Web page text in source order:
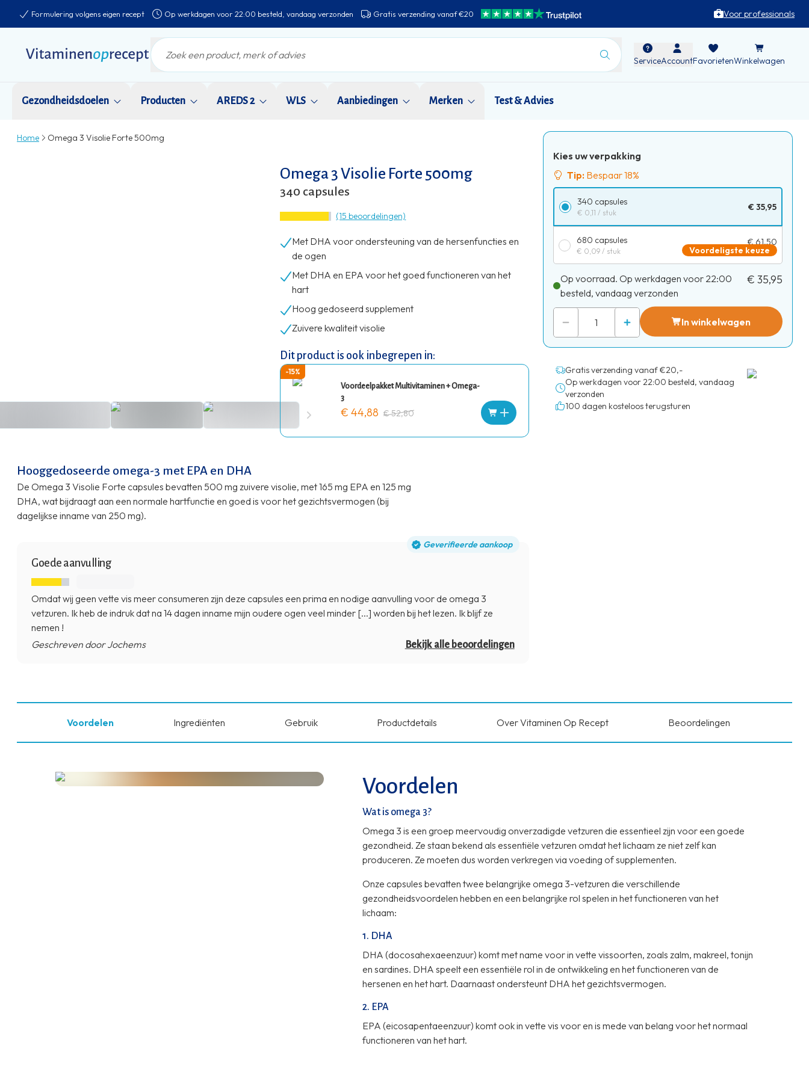
Formulering volgens eigen recept Op werkdagen voor 22:00 besteld, vandaag verzonden Gratis verzending vanaf €20 Voor professionals
ServiceAccountFavorietenWinkelwagen
Gezondheidsdoelen Producten AREDS 2 WLS Aanbiedingen Merken Test & Advies
Home Omega 3 Visolie Forte 500mg
Omega 3 Visolie Forte 500mg
340 capsules
(15 beoordelingen)
Met DHA voor ondersteuning van de hersenfuncties en
de ogen
Met DHA en EPA voor het goed functioneren van het
hart
Hoog gedoseerd supplement
Zuivere kwaliteit visolie
Dit product is ook inbegrepen in:
-15%
Voordeelpakket Multivitaminen + Omega-
3
€ 44,88 € 52,80
Kies uw verpakking
Tip:Bespaar 18%
340 capsules
€ 0,11 / stuk
€ 35,95
680 capsules
€ 0,09 / stuk
€ 61,50
Voordeligste keuze
Op voorraad. Op werkdagen voor 22:00
besteld, vandaag verzonden
€ 35,95
In winkelwagen
Gratis verzending vanaf €20,-
Op werkdagen voor 22:00 besteld, vandaag
verzonden
100 dagen kosteloos terugsturen
Hooggedoseerde omega-3 met EPA en DHA
De Omega 3 Visolie Forte capsules bevatten 500 mg zuivere visolie, met 165 mg EPA en 125 mg
DHA, wat bijdraagt aan een normale hartfunctie en goed is voor het gezichtsvermogen (bij
dagelijkse inname van 250 mg).
Geverifieerde aankoop
Goede aanvulling
Omdat wij geen vette vis meer consumeren zijn deze capsules een prima en nodige aanvulling voor de omega 3
vetzuren. Ik heb de indruk dat na 14 dagen inname mijn oudere ogen veel minder [...] worden bij het lezen. Ik blijf ze
nemen !
Geschreven door Jochems
Bekijk alle beoordelingen
Voordelen Ingrediënten Gebruik Productdetails Over Vitaminen Op Recept Beoordelingen
Voordelen
Wat is omega 3?
Omega 3 is een groep meervoudig onverzadigde vetzuren die essentieel zijn voor een goede
gezondheid. Ze staan bekend als essentiële vetzuren omdat het lichaam ze niet zelf kan
produceren. Ze moeten dus worden verkregen via voeding of supplementen.
Onze capsules bevatten twee belangrijke omega 3-vetzuren die verschillende
gezondheidsvoordelen hebben en een belangrijke rol spelen in het functioneren van het
lichaam:
1. DHA
DHA (docosahexaeenzuur) komt met name voor in vette vissoorten, zoals zalm, makreel, tonijn
en sardines. DHA speelt een essentiële rol in de ontwikkeling en het functioneren van de
hersenen en het hart. Daarnaast ondersteunt DHA het gezichtsvermogen.
2. EPA
EPA (eicosapentaeenzuur) komt ook in vette vis voor en is mede van belang voor het normaal
functioneren van het hart.